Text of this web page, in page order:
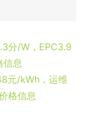
分/W，EPC3.9
信息
元/kWh，运维
格信息